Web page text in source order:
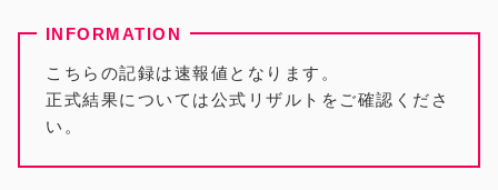
こちらの記録は速報値となります。
正式結果については公式リザルトをご確認くださ
い。